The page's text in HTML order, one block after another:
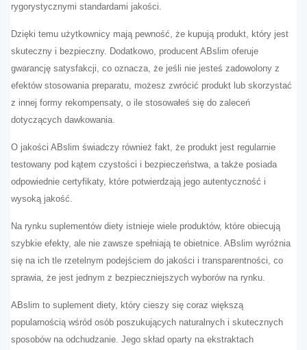
rygorystycznymi standardami jakości.
Dzięki temu użytkownicy mają pewność, że kupują produkt, który jest
skuteczny i bezpieczny. Dodatkowo, producent ABslim oferuje
gwarancję satysfakcji, co oznacza, że jeśli nie jesteś zadowolony z
efektów stosowania preparatu, możesz zwrócić produkt lub skorzystać
z innej formy rekompensaty, o ile stosowałeś się do zaleceń
dotyczących dawkowania.
O jakości ABslim świadczy również fakt, że produkt jest regularnie
testowany pod kątem czystości i bezpieczeństwa, a także posiada
odpowiednie certyfikaty, które potwierdzają jego autentyczność i
wysoką jakość.
Na rynku suplementów diety istnieje wiele produktów, które obiecują
szybkie efekty, ale nie zawsze spełniają te obietnice. ABslim wyróżnia
się na ich tle rzetelnym podejściem do jakości i transparentności, co
sprawia, że jest jednym z bezpieczniejszych wyborów na rynku.
ABslim to suplement diety, który cieszy się coraz większą
popularnością wśród osób poszukujących naturalnych i skutecznych
sposobów na odchudzanie. Jego skład oparty na ekstraktach